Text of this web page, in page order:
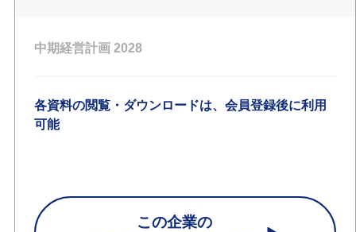
中期経営計画 2028
各資料の閲覧・ダウンロードは、会員登録後に利用
可能
この企業の